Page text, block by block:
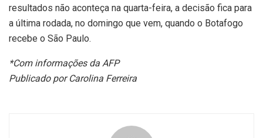
resultados não aconteça na quarta-feira, a decisão fica para
a última rodada, no domingo que vem, quando o Botafogo
recebe o São Paulo.
*Com informações da AFP
Publicado por Carolina Ferreira